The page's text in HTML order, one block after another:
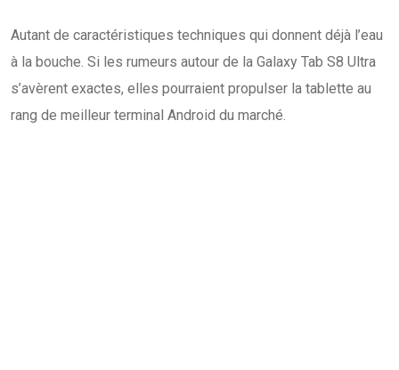
Autant de caractéristiques techniques qui donnent déjà l’eau
à la bouche. Si les rumeurs autour de la Galaxy Tab S8 Ultra
s’avèrent exactes, elles pourraient propulser la tablette au
rang de meilleur terminal Android du marché.